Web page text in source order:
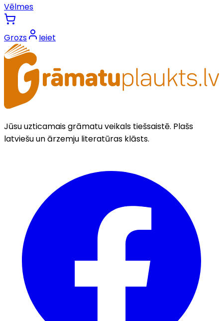
Vēlmes
Grozs Ieiet
Jūsu uzticamais grāmatu veikals tiešsaistē. Plašs
latviešu un ārzemju literatūras klāsts.